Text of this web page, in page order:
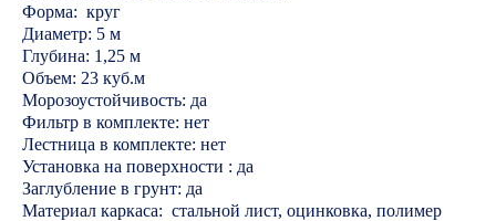
Форма: круг
Диаметр: 5 м
Глубина: 1,25 м
Объем: 23 куб.м
Морозоустойчивость: да
Фильтр в комплекте: нет
Лестница в комплекте: нет
Установка на поверхности : да
Заглубление в грунт: да
Материал каркаса: стальной лист, оцинковка, полимер